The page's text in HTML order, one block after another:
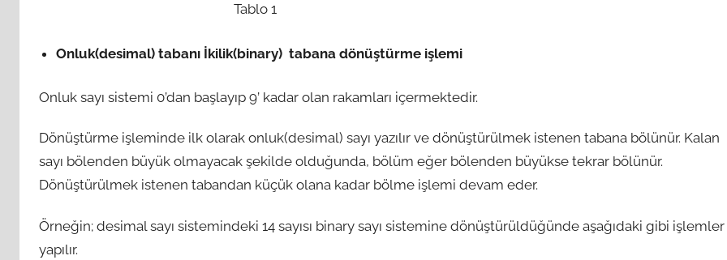
Tablo 1
Onluk(desimal) tabanı İkilik(binary) tabana dönüştürme işlemi
Onluk sayı sistemi 0’dan başlayıp 9’ kadar olan rakamları içermektedir.
Dönüştürme işleminde ilk olarak onluk(desimal) sayı yazılır ve dönüştürülmek istenen tabana bölünür. Kalan
sayı bölenden büyük olmayacak şekilde olduğunda, bölüm eğer bölenden büyükse tekrar bölünür.
Dönüştürülmek istenen tabandan küçük olana kadar bölme işlemi devam eder.
Örneğin; desimal sayı sistemindeki 14 sayısı binary sayı sistemine dönüştürüldüğünde aşağıdaki gibi işlemler
yapılır.